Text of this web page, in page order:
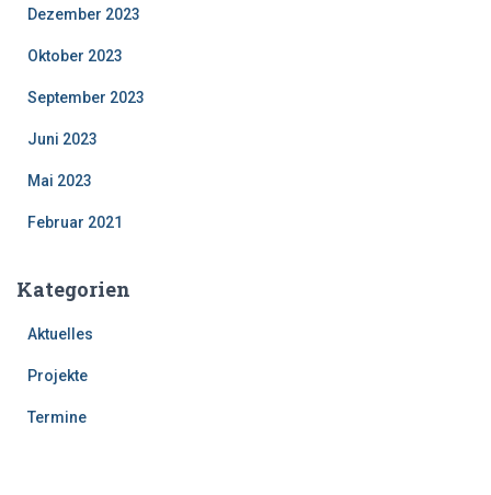
Dezember 2023
Oktober 2023
September 2023
Juni 2023
Mai 2023
Februar 2021
Kategorien
Aktuelles
Projekte
Termine